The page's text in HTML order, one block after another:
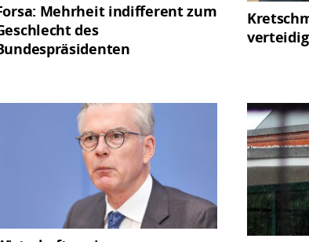
Mehrheit indifferent zum
des